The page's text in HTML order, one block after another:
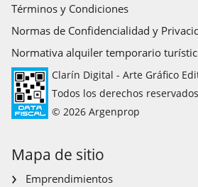
Términos y Condiciones
Normas de Confidencialidad y
Normativa alquiler temporario
Clarín Digital - Arte Gráfico
Todos los derechos
© 2026 Argenprop
Mapa de sitio
Emprendimientos